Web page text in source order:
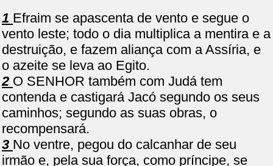
1 Efraim se apascenta de vento e segue o
vento leste; todo o dia multiplica a mentira e a
destruição, e fazem aliança com a Assíria, e
o azeite se leva ao Egito.
2 O SENHOR também com Judá tem
contenda e castigará Jacó segundo os seus
caminhos; segundo as suas obras, o
recompensará.
3 No ventre, pegou do calcanhar de seu
irmão e, pela sua força, como príncipe, se